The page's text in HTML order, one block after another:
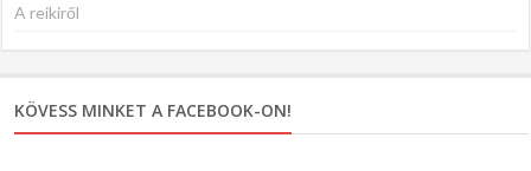
A reikiről
KÖVESS MINKET A FACEBOOK-ON!